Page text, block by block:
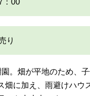
り
。畑が平地のため、
畑に加え、雨避けハ